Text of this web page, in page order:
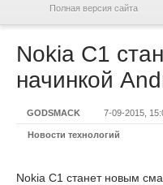
Полная версия сайта
Nokia C1
начинкой
GODSMACK 7-09-2015,
Новости технологий
Nokia C1 станет новым